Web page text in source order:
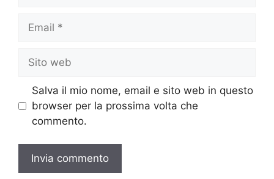
web
Salva il mio nome, email e sito web in questo
browser per la prossima volta che
commento.